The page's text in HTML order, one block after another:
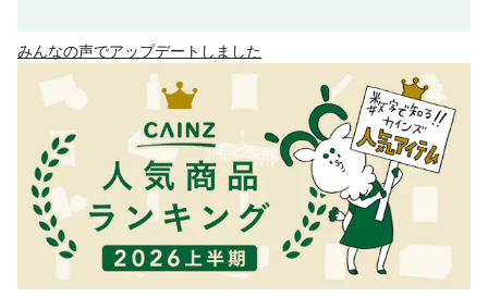
みんなの声でアップデートしました